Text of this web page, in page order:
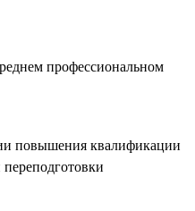
профессиональном
повышения квалификации